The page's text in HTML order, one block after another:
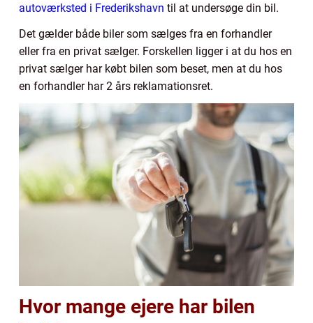
autoværksted i Frederikshavn til at undersøge din bil.
Det gælder både biler som sælges fra en forhandler
eller fra en privat sælger. Forskellen ligger i at du hos en
privat sælger har købt bilen som beset, men at du hos
en forhandler har 2 års reklamationsret.
Hvor mange ejere har bilen